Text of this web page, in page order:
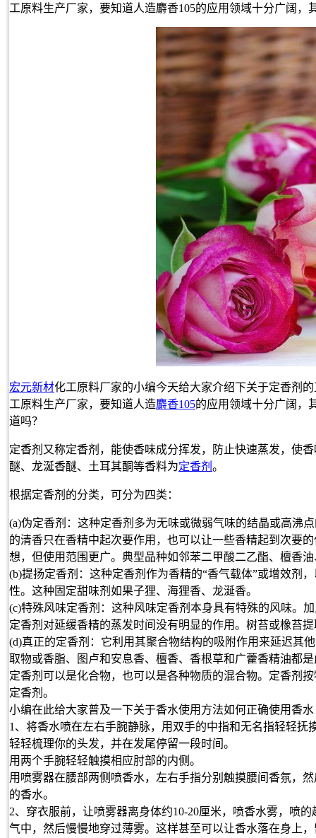
工原料生产厂家，要知道人造麝香105的应用领域十分广阔，
宏元新材化工原料厂家的小编今天给大家介绍下关于定香剂
工原料生产厂家，要知道人造麝香105的应用领域十分广阔，
道吗？
定香剂又称定香剂，能使香味成分挥发，防止快速蒸发，使
醚、龙涎香醚、土耳其酮等香料为定香剂 。
根据定香剂的分类，可分为四类：
(a)伪定香剂：这种定香剂多为无味或微弱气味的结晶或高沸
的清香只在香精中起次要作用，也可以让一些香精起到次要
想，但使用范围更广。典型品种如邻苯二甲酸二乙酯、檀香
(b)提扬定香剂：这种定香剂作为香精的“香气载体”或增效剂
性。这种固定甜味剂如果子狸、海狸香、龙涎香。
(c)特殊风味定香剂：这种风味定香剂本身具有特殊的风味。
定香剂对延缓香精的蒸发时间没有明显的作用。树苔或橡苔
(d)真正的定香剂：它利用其聚合物结构的吸附作用来延迟其
取物或香脂、图卢和安息香、檀香、香根草和广藿香精油都
定香剂可以是化合物，也可以是各种物质的混合物。定香剂
定香剂。
小编在此给大家普及一下关于香水使用方法如何正确使用香水
1、将香水喷在左右手腕静脉，用双手的中指和无名指轻轻
轻轻梳理你的头发，并在发尾停留一段时间。
用两个手腕轻轻触摸相应肘部的内侧。
用喷雾器在腰部两侧喷香水，左右手指分别触摸腰间香氛，
的香水。
2、穿衣服前，让喷雾器离身体约10-20厘米，喷香水雾，喷
气中，然后慢慢地穿过薄雾。这样甚至可以让香水落在身上